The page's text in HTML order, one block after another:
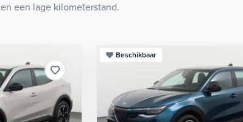
een lage kilometerstand.
Beschikbaar